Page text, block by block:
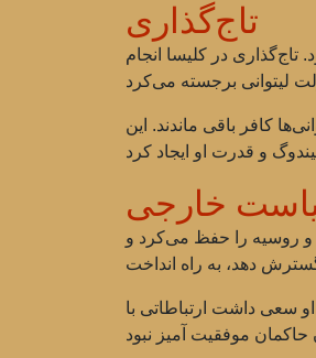
تاج‌گذاری
تاج‌گذاری در کلیسا انجام
کافر باقی ماندند. این
خارجی
و روسیه را حفظ می‌کرد و
سعی داشت ارتباطاتی با